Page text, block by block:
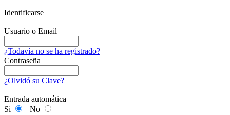
Identificarse
Usuario o Email
¿Todavía no se ha registrado?
Contraseña
¿Olvidó su Clave?
Entrada automática
Si
No